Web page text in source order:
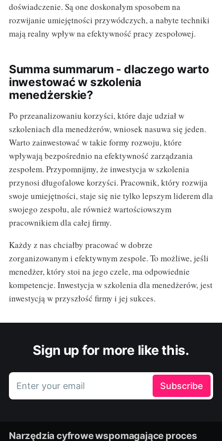
doświadczenie. Są one doskonałym sposobem na
rozwijanie umiejętności przywódczych, a nabyte techniki
mają realny wpływ na efektywność pracy zespołowej.
Summa summarum - dlaczego warto
inwestować w szkolenia
menedżerskie?
Po przeanalizowaniu korzyści, które daje udział w
szkoleniach dla menedżerów, wniosek nasuwa się jeden.
Warto zainwestować w takie formy rozwoju, które
wpływają bezpośrednio na efektywność zarządzania
zespołem. Przypomnijmy, że inwestycja w szkolenia
przynosi długofalowe korzyści. Pracownik, który rozwija
swoje umiejętności, staje się nie tylko lepszym liderem dla
swojego zespołu, ale również wartościowszym
pracownikiem dla całej firmy.
Każdy z nas chciałby pracować w dobrze
zorganizowanym i efektywnym zespole. To możliwe, jeśli
menedżer, który stoi na jego czele, ma odpowiednie
kompetencje. Inwestycja w szkolenia dla menedżerów, jest
inwestycją w przyszłość firmy i jej sukces.
Sign up for more like this.
Enter your email Subscribe
Narzędzia cyfrowe wspomagające proces